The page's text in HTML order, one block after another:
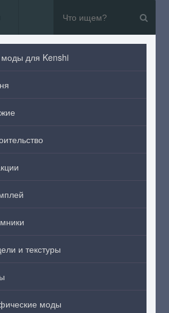
для Kenshi
и текстуры
моды